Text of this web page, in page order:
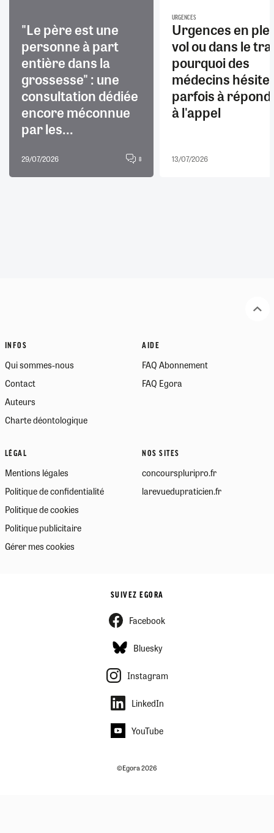
"Le père est une
personne à part
entière dans la
grossesse" : une
consultation dédiée
encore méconnue
par les...
29/07/2026 8
URGENCES
Urgences en
vol ou dans le
pourquoi des
médecins
parfois à
à l'appel
13/07/2026
INFOS
Qui sommes-nous
Contact
Auteurs
Charte déontologique
AIDE
FAQ Abonnement
FAQ Egora
LÉGAL
Mentions légales
Politique de confidentialité
Politique de cookies
Politique publicitaire
Gérer mes cookies
NOS SITES
concourspluripro.fr
larevuedupraticien.fr
SUIVEZ EGORA
Facebook
Bluesky
Instagram
LinkedIn
YouTube
©Egora 2026